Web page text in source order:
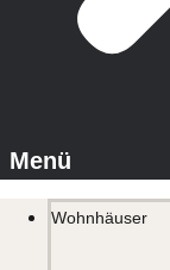
Wohnhäuser